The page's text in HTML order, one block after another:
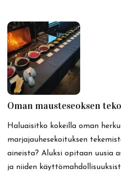
Oman mausteseoksen teko
Haluaisitko kokeilla oman
marjajauhesekoituksen
aineista? Aluksi opitaan uusia
ja niiden